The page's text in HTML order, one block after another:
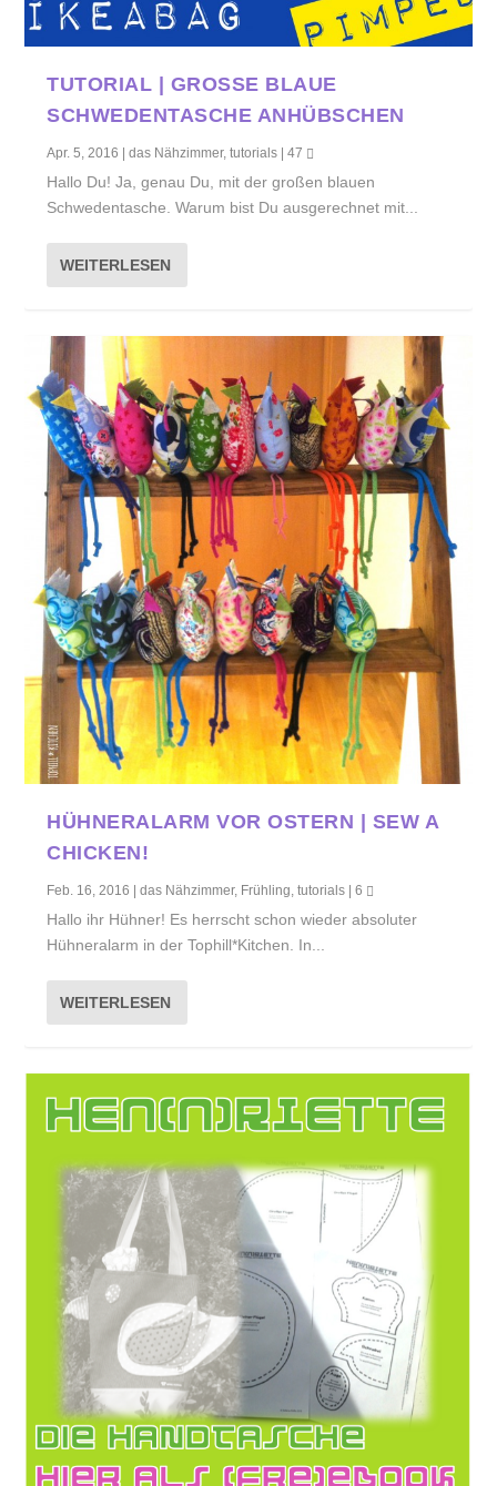
TUTORIAL | GROSSE BLAUE S
CHWEDENTASCHE ANHÜBSCHEN
Apr. 5, 2016 |das Nähzimmer,tutorials |47
Hallo Du! Ja, genau Du, mit der großen blauen
Schwedentasche. Warum bist Du ausgerechnet mit...
WEITERLESEN
HÜHNERALARM VOR OSTERN | SEW A
CHICKEN!
Feb. 16, 2016 |das Nähzimmer, Frühling ,tutorials |6
Hallo ihr Hühner! Es herrscht schon wieder absoluter
Hühneralarm in der Tophill*Kitchen. In...
WEITERLESEN